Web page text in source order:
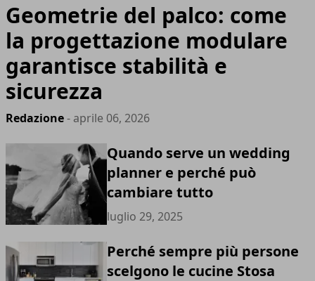
Geometrie del palco: come
la progettazione modulare
garantisce stabilità e
sicurezza
Redazione- aprile 06, 2026
Quando serve un wedding
planner e perché può
cambiare tutto
luglio 29, 2025
Perché sempre più persone
scelgono le cucine Stosa